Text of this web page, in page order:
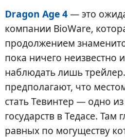
Dragon Age 4— это
компании BioWare,
продолжением
пока ничего
наблюдать лишь
предполагают, что
стать Тевинтер — одно
государств в Тедасе. Там
равных по могуществу